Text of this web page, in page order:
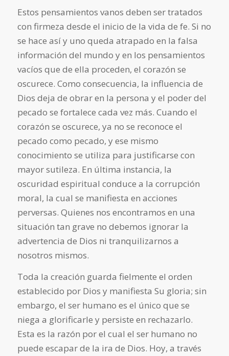
Estos pensamientos vanos deben ser tratados
con firmeza desde el inicio de la vida de fe. Si no
se hace así y uno queda atrapado en la falsa
información del mundo y en los pensamientos
vacíos que de ella proceden, el corazón se
oscurece. Como consecuencia, la influencia de
Dios deja de obrar en la persona y el poder del
pecado se fortalece cada vez más. Cuando el
corazón se oscurece, ya no se reconoce el
pecado como pecado, y ese mismo
conocimiento se utiliza para justificarse con
mayor sutileza. En última instancia, la
oscuridad espiritual conduce a la corrupción
moral, la cual se manifiesta en acciones
perversas. Quienes nos encontramos en una
situación tan grave no debemos ignorar la
advertencia de Dios ni tranquilizarnos a
nosotros mismos.
Toda la creación guarda fielmente el orden
establecido por Dios y manifiesta Su gloria; sin
embargo, el ser humano es el único que se
niega a glorificarle y persiste en rechazarlo.
Esta es la razón por el cual el ser humano no
puede escapar de la ira de Dios. Hoy, a través